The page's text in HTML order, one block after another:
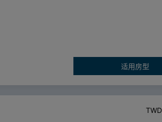
适用房型
TWD